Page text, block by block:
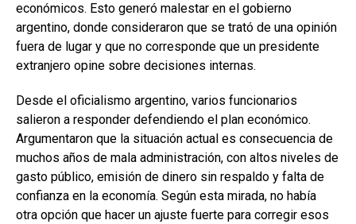
económicos. Esto generó malestar en el gobierno
argentino, donde consideraron que se trató de una opinión
fuera de lugar y que no corresponde que un presidente
extranjero opine sobre decisiones internas.
Desde el oficialismo argentino, varios funcionarios
salieron a responder defendiendo el plan económico.
Argumentaron que la situación actual es consecuencia de
muchos años de mala administración, con altos niveles de
gasto público, emisión de dinero sin respaldo y falta de
confianza en la economía. Según esta mirada, no había
otra opción que hacer un ajuste fuerte para corregir esos